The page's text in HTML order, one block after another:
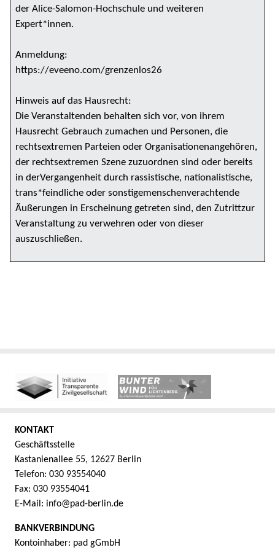
der Alice-Salomon-Hochschule und weiteren
Expert*innen.
Anmeldung:
https://eveeno.com/grenzenlos26
Hinweis auf das Hausrecht:
Die Veranstaltenden behalten sich vor, von ihrem
Hausrecht Gebrauch zumachen und Personen, die
rechtsextremen Parteien oder Organisationenangehören,
der rechtsextremen Szene zuzuordnen sind oder bereits
in derVergangenheit durch rassistische, nationalistische,
trans*feindliche oder sonstigemenschenverachtende
Äußerungen in Erscheinung getreten sind, den Zutrittzur
Veranstaltung zu verwehren oder von dieser
auszuschließen.
KONTAKT
Geschäftsstelle
Kastanienallee 55, 12627 Berlin
Telefon: 030 93554040
Fax: 030 93554041
E-Mail: info@pad-berlin.de
BANKVERBINDUNG
Kontoinhaber: pad gGmbH